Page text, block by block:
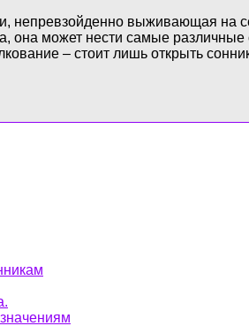
непревзойденно выживающая
она может нести самые
– стоит лишь открыть